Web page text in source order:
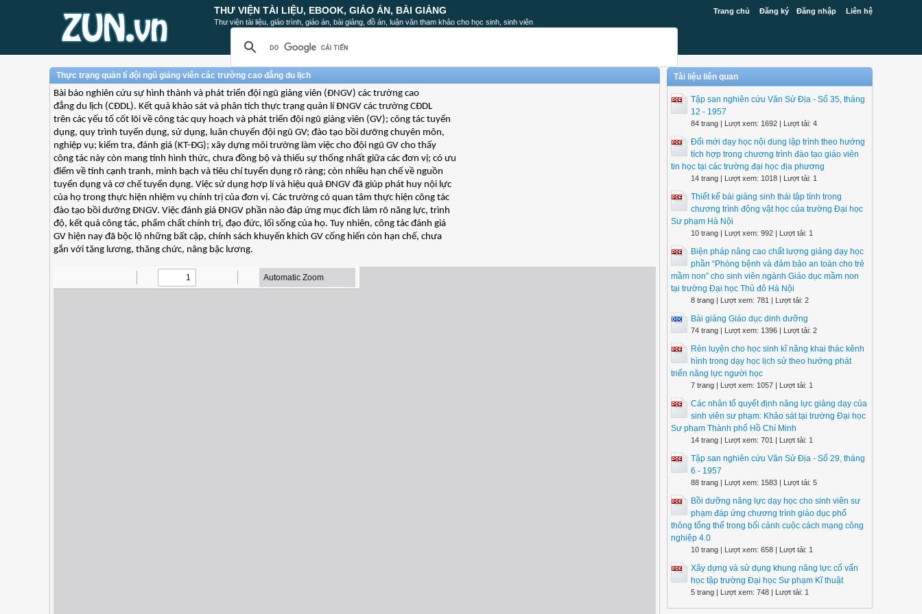
Trang chủ Đăng ký Đăng nhập Liên hệ
THƯ VIỆN TÀI LIỆU, EBOOK, GIÁO ÁN, BÀI GIẢNG
Thư viện tài liệu, giáo trình, giáo án, bài giảng, đồ án, luận văn tham khảo cho học sinh, sinh viên
Thực trạng quản lí đội ngũ giảng viên các trường cao đẳng du lịch
Bài báo nghiên cứu sự hình thành và phát triển đội ngũ giảng viên (ĐNGV) các trường cao
đẳng du lịch (CĐDL). Kết quả khảo sát và phân tích thực trạng quản lí ĐNGV các trường CĐDL
trên các yếu tố cốt lõi về công tác quy hoạch và phát triển đội ngũ giảng viên (GV); công tác tuyển
dụng, quy trình tuyển dụng, sử dụng, luân chuyển đội ngũ GV; đào tạo bồi dưỡng chuyên môn,
nghiệp vụ; kiểm tra, đánh giá (KT-ĐG); xây dựng môi trường làm việc cho đội ngũ GV cho thấy
công tác này còn mang tính hình thức, chưa đồng bộ và thiếu sự thống nhất giữa các đơn vị; có ưu
điểm về tính cạnh tranh, minh bạch và tiêu chí tuyển dụng rõ ràng; còn nhiều hạn chế về nguồn
tuyển dụng và cơ chế tuyển dụng. Việc sử dụng hợp lí và hiệu quả ĐNGV đã giúp phát huy nội lực
của họ trong thực hiện nhiệm vụ chính trị của đơn vị. Các trường có quan tâm thực hiện công tác
đào tạo bồi dưỡng ĐNGV. Việc đánh giá ĐNGV phần nào đáp ứng mục đích làm rõ năng lực, trình
độ, kết quả công tác, phẩm chất chính trị, đạo đức, lối sống của họ. Tuy nhiên, công tác đánh giá
GV hiện nay đã bộc lộ những bất cập, chính sách khuyến khích GV cống hiến còn hạn chế, chưa
gắn với tăng lương, thăng chức, nâng bậc lương.
Tài liệu liên quan
Tập san nghiên cứu Văn Sử Địa - Số 35, tháng
12 - 1957
84 trang | Lượt xem: 1692 | Lượt tải: 4
Đổi mới dạy học nội dung lập trình theo hướng
tích hợp trong chương trình đào tạo giáo viên
tin học tại các trường đại học địa phương
14 trang | Lượt xem: 1018 | Lượt tải: 1
Thiết kế bài giảng sinh thái tập tính trong
chương trình động vật học của trường Đại học
Sư phạm Hà Nội
10 trang | Lượt xem: 992 | Lượt tải: 1
Biện pháp nâng cao chất lượng giảng dạy học
phần “Phòng bệnh và đảm bảo an toàn cho trẻ
mầm non” cho sinh viên ngành Giáo dục mầm non
tại trường Đại học Thủ đô Hà Nội
8 trang | Lượt xem: 781 | Lượt tải: 2
Bài giảng Giáo dục dinh dưỡng
74 trang | Lượt xem: 1396 | Lượt tải: 2
Rèn luyện cho học sinh kĩ năng khai thác kênh
hình trong dạy học lịch sử theo hướng phát
triển năng lực người học
7 trang | Lượt xem: 1057 | Lượt tải: 1
Các nhân tố quyết định năng lực giảng dạy của
sinh viên sư phạm: Khảo sát tại trường Đại học
Sư phạm Thành phố Hồ Chí Minh
14 trang | Lượt xem: 701 | Lượt tải: 1
Tập san nghiên cứu Văn Sử Địa - Số 29, tháng
6 - 1957
88 trang | Lượt xem: 1583 | Lượt tải: 5
Bồi dưỡng năng lực dạy học cho sinh viên sư
phạm đáp ứng chương trình giáo dục phổ
thông tổng thể trong bối cảnh cuộc cách mạng công
nghiệp 4.0
10 trang | Lượt xem: 658 | Lượt tải: 1
Xây dựng và sử dụng khung năng lực cố vấn
học tập trường Đại học Sư phạm Kĩ thuật
5 trang | Lượt xem: 748 | Lượt tải: 1